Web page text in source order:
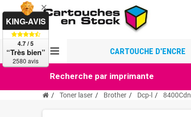
CARTOUCHE D'ENCRE
Recherche par imprimante
Toner laser Brother Dcp-l 8400Cdn
KING-AVIS
4.7 / 5
“Très bien”
2580 avis